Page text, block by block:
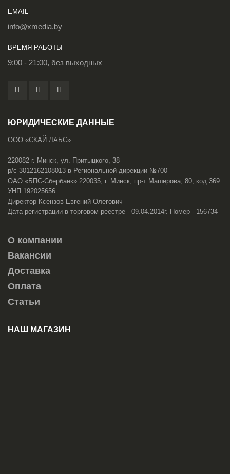
EMAIL
info@xmedia.by
ВРЕМЯ РАБОТЫ
9:00 - 21:00, без выходных
ЮРИДИЧЕСКИЕ ДАННЫЕ
ООО «СКАЙ ЛАБС»
220082 г. Минск, ул. Притыцкого, 38
р/с 3012162108013 в Региональной дирекции №700
ОАО «БПС-Сбербанк» 220035, г. Минск, пр-т Машерова, 80, код 369
УНП 192025656
Директор Ксензов Евгений Олегович
Дата регистрации в торговом реестре - 09.04.2014г. Номер - 156734
О компании
Вакансии
Доставка
Оплата
Статьи
НАШ МАГАЗИН